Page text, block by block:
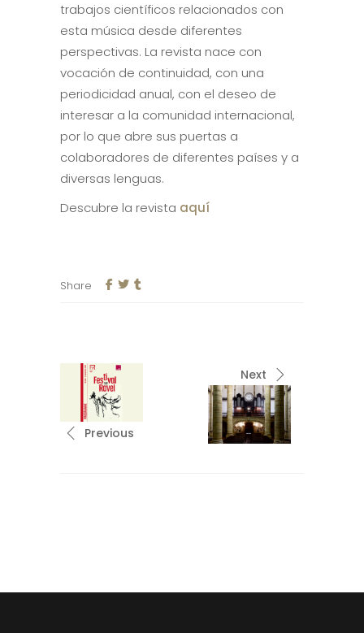
trabajos científicos relacionados con
esta música desde diferentes
perspectivas. La revista nace con
vocación de continuidad, con una
periodicidad anual, con el deseo de
interesar a la comunidad internacional,
por lo que abre sus puertas a
colaboradores de diferentes países y a
diversas lenguas.
Descubre la revista aquí
Share
Previous
Next